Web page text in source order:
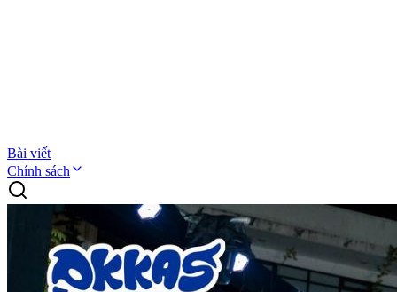
Bài viết
Chính sách